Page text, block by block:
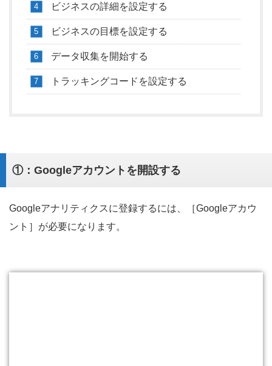
ビジネスの詳細を設定する
ビジネスの目標を設定する
データ収集を開始する
トラッキングコードを設定する
①：Googleアカウントを開設する
Googleアナリティクスに登録するには、［Googleアカウ
ント］が必要になります。